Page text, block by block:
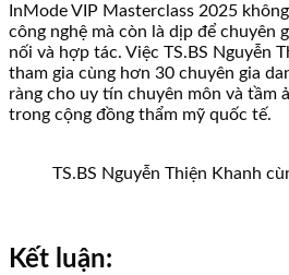
InMode VIP Masterclass 2025
công nghệ mà còn là dịp để chuyên
nối và hợp tác. Việc TS.BS Nguyễn
tham gia cùng hơn 30 chuyên gia
ràng cho uy tín chuyên môn và tầm
trong cộng đồng thẩm mỹ quốc tế.
TS.BS Nguyễn Thiện Khanh
Kết luận: